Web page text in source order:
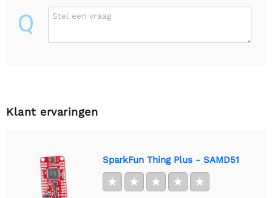
Q Stel een vraag
Klant ervaringen
SparkFun Thing Plus - SAMD51
★ ★ ★ ★ ★